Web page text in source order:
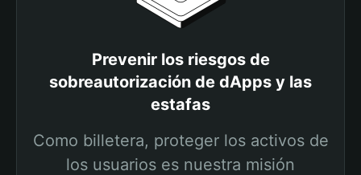
Prevenir los riesgos de
sobreautorización de dApps y las
estafas
Como billetera, proteger los activos de
los usuarios es nuestra misión